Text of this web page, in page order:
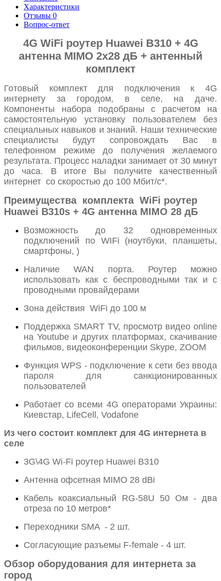
Характеристики
Отзывы 0
Вопрос-ответ
4G WiFi роутер Huawei B310 + 4G
антенна MIMO 2x28 дБ + антенный
комплект
Готовый комплект для подключения к 4G
интернету за городом, в селе, на даче.
Компоненты набора подобраны с расчетом на
самостоятельную установку пользователем без
специальных навыков и знаний. Наши технические
специалисты будут сопровождать Вас в
телефонном режиме до получения желаемого
результата. Процесс наладки занимает от 30 минут
до часа. В итоге Вы получите качественный
интернет со скоростью до 100 Мбит/с*.
Преимущества комплекта WiFi роутер
Huawei B310s + 4G антенна MIMO 28 дБ
Возможность до 32 одновременных
подключений по WIFi (ноутбуки, планшеты,
смартфоны, )
Наличие WAN порта. Роутер можно
использовать как с беспроводными так и с
проводными провайдерами
Зона действия WiFi до 100 м
Поддержка SMART TV, просмотр видео online
на Youtube и других платформах, скачивание
фильмов, видеоконференции Skype, ZOOM
Функция WPS - подключение к сети без ввода
пароля для санкционированных
пользователей
Работает со всеми 4G операторами Украины:
Киевстар, LifeCell, Vodafone
Из чего состоит комплект для 4G интернета в
селе
3G\4G Wi-Fi роутер Huawei B310
Антенна офсетная MIMO 28 dBi
Кабель коаксиальный RG-58U 50 Ом - два
отреза по 10 метров*
Переходники SMA - 2 шт.
Согласующие разъемы F-female - 4 шт.
Обзор оборудования для интернета за
город